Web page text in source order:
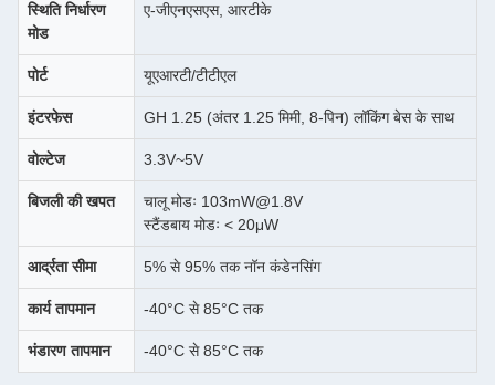
स्थिति निर्धारण
मोड
ए-जीएनएसएस, आरटीके
पोर्ट यूएआरटी/टीटीएल
इंटरफेस GH 1.25 (अंतर 1.25 मिमी, 8-पिन) लॉकिंग बेस के साथ
वोल्टेज 3.3V~5V
बिजली की खपत
चालू मोडः 103mW@1.8V
स्टैंडबाय मोडः < 20μW
आर्द्रता सीमा 5% से 95% तक नॉन कंडेनसिंग
कार्य तापमान -40°C से 85°C तक
भंडारण तापमान -40°C से 85°C तक